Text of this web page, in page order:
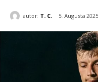
autor: T. C. 5. Augusta